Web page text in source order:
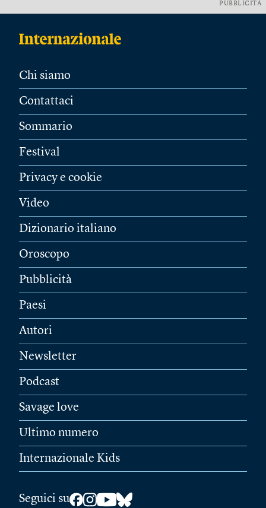
PUBBLICITÀ
Chi siamo
Contattaci
Sommario
Festival
Privacy e cookie
Video
Dizionario italiano
Oroscopo
Pubblicità
Paesi
Autori
Newsletter
Podcast
Savage love
Ultimo numero
Internazionale Kids
Seguici su